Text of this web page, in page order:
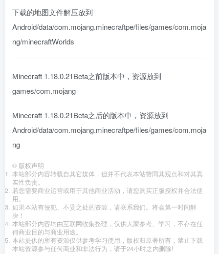
下载的地图文件解压放到
Android/data/com.mojang.minecraftpe/files/games/com.moja
ng/minecraftWorlds
Minecraft 1.18.0.21Beta之前版本中，资源放到
games/com.mojang
Minecraft 1.18.0.21Beta之后的版本中，资源放到
Android/data/com.mojang.minecraftpe/files/games/com.moja
ng
© 版权声明
本站部分内容转载自其它媒体，但并不代表本站赞同其观点和对其真
实性负责。
若您需要商业运营或用于其他商业活动，请您购买正版授权并合法使
用。
如果本站有侵犯、不妥之处的资源，请联系我们。将会第一时间解
决！
本站部分内容均由互联网收集整理，仅供大家参考、学习，不存在任
何商业目的与商业用途。
本站提供的所有资源仅供参考学习使用，版权归原著所有，禁止下载
本站资源参与任何商业和非法行为，请于24小时之内删除!